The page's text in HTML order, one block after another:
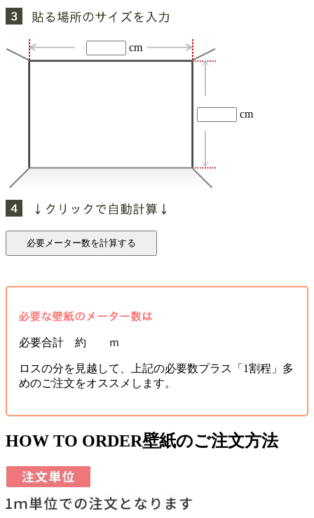
cm
cm
必要合計 約 ｍ
ロスの分を見越して、上記の必要数プラス「1割程」多
めのご注文をオススメします。
HOW TO ORDER壁紙のご注文方法